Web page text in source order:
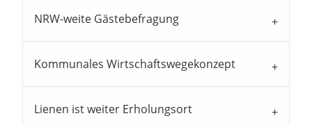
NRW-weite Gästebefragung
Kommunales Wirtschaftswegekonzept
Lienen ist weiter Erholungsort